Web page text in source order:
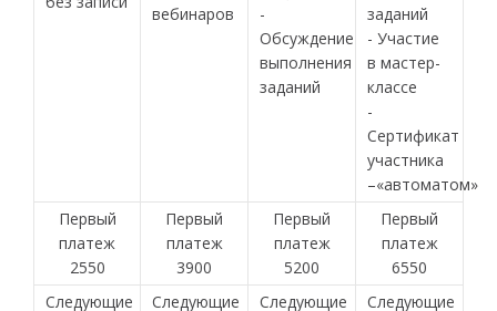
вебинаров
-
Обсуждение
выполнения
заданий
заданий
- Участие
в мастер-
классе
-
Сертификат
участника
–«автоматом»
Первый
платеж
2550
Первый
платеж
3900
Первый
платеж
5200
Первый
платеж
6550
Следующие
Следующие
Следующие
Следующие